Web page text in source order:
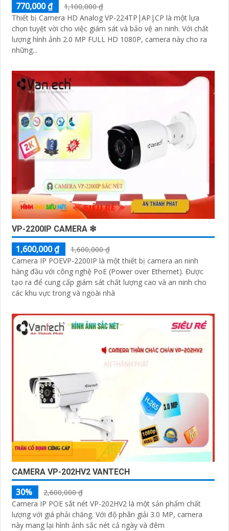
770,000 ₫
1,100,000 ₫
Thiết bị Camera HD Analog VP-224TP|AP|CP là một lựa
chọn tuyệt vời cho việc giám sát và bảo vệ an ninh. Với chất
lượng hình ảnh 2.0 MP FULL HD 1080P, camera này cho ra
những...
VP-2200IP CAMERA ❇
1,600,000 ₫
1,600,000 ₫
Camera IP POEVP-2200IP là một thiết bị camera an ninh
hàng đầu với công nghệ PoE (Power over Ethernet). Được
tạo ra để cung cấp giám sát chất lượng cao và an ninh cho
các khu vực trong và ngoài nhà
CAMERA VP-202HV2 VANTECH
30%
2,600,000 ₫
Camera IP POE sắt nét VP-202HV2 là một sản phẩm chất
lượng với giá phải chăng. Với độ phân giải 3.0 MP, camera
này mang lại hình ảnh sắc nét cả ngày và đêm